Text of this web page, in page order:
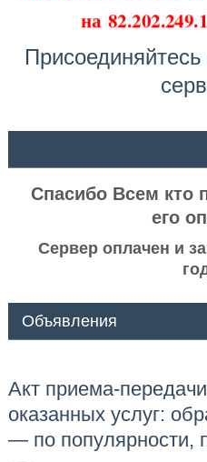
на
Спасибо Всем кто
его
Сервер оплачен и
Объявления
Акт приема-передачи
оказанных услуг:
— по популярности,